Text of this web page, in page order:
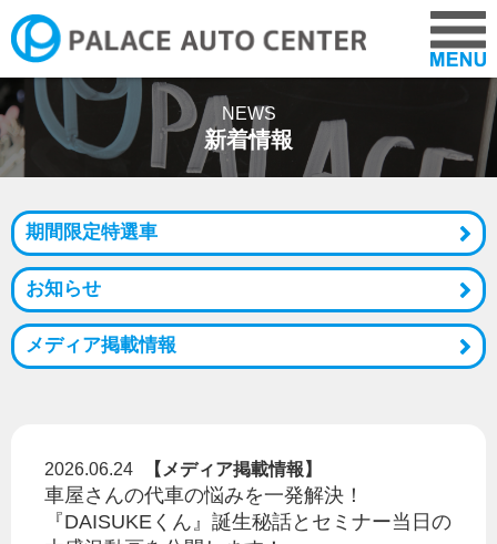
COMPANY
NEWS
ADVICE
RECRUIT
NEWS
新着情報
期間限定特選車
お知らせ
メディア掲載情報
2026.06.24 【メディア掲載情報】
車屋さんの代車の悩みを一発解決！
『DAISUKEくん』誕生秘話とセミナー当日の